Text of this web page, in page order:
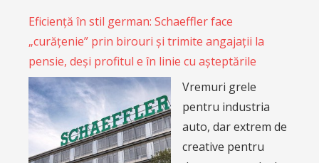
Eficiență în stil german: Schaeffler face
„curățenie” prin birouri și trimite angajații la
pensie, deși profitul e în linie cu așteptările
Vremuri grele
pentru industria
auto, dar extrem de
creative pentru